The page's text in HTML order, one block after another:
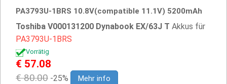
PA3793U-1BRS 10.8V(compatible 11.1V) 5200mAh
Toshiba V000131200 Dynabook EX/63J T Akkus für
PA3793U-1BRS
Vorrätig
€ 57.08
€ 80.00 -25% Mehr info